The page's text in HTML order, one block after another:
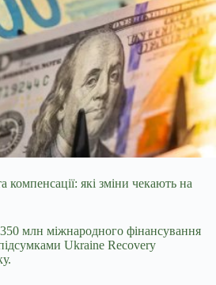
які зміни чекають на
млн міжнародного фінансування
Ukraine Recovery